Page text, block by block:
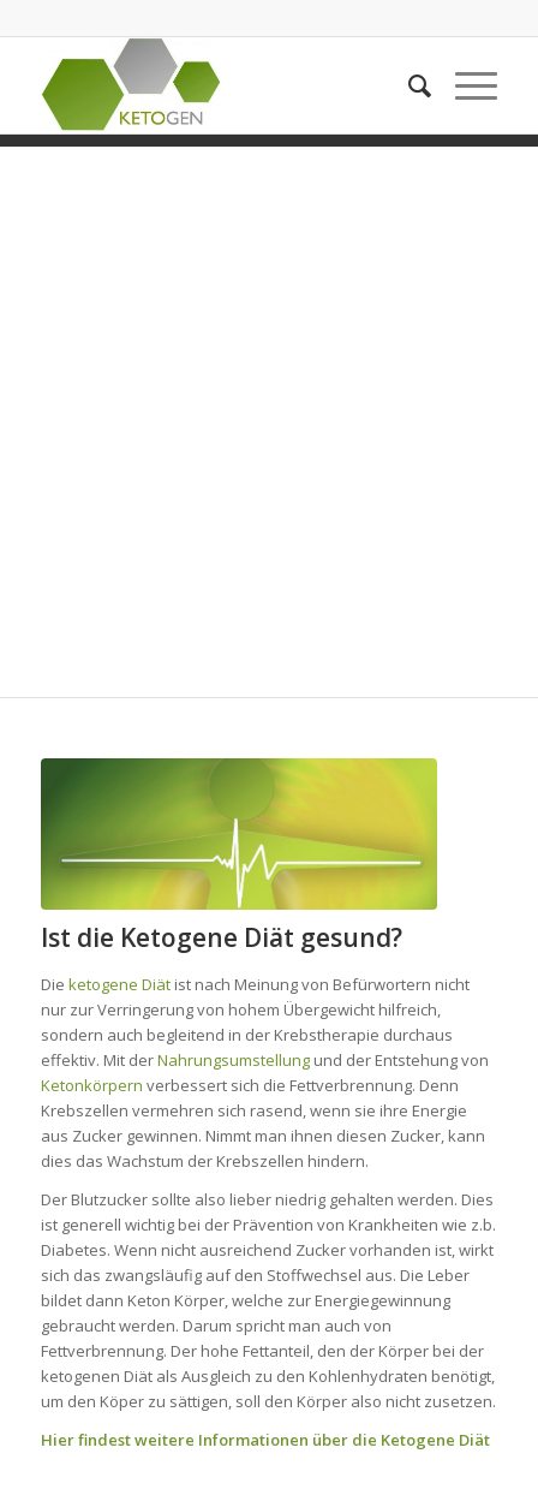
Ist die Ketogene Diät gesund?
Die ketogene Diätist nach Meinung von Befürwortern nicht
nur zur Verringerung von hohem Übergewicht hilfreich,
sondern auch begleitend in der Krebstherapie durchaus
effektiv. Mit derNahrungsumstellung und der Entstehung von
Ketonkörpern verbessert sich die Fettverbrennung. Denn
Krebszellen vermehren sich rasend, wenn sie ihre Energie
aus Zucker gewinnen. Nimmt man ihnen diesen Zucker, kann
dies das Wachstum der Krebszellen hindern.
Der Blutzucker sollte also lieber niedrig gehalten werden. Dies
ist generell wichtig bei der Prävention von Krankheiten wie z.b.
Diabetes. Wenn nicht ausreichend Zucker vorhanden ist, wirkt
sich das zwangsläufig auf den Stoffwechsel aus. Die Leber
bildet dann Keton Körper, welche zur Energiegewinnung
gebraucht werden. Darum spricht man auch von
Fettverbrennung. Der hohe Fettanteil, den der Körper bei der
ketogenen Diät als Ausgleich zu den Kohlenhydraten benötigt,
um den Köper zu sättigen, soll den Körper also nicht zusetzen.
Hier findest weitere Informationen über die Ketogene Diät